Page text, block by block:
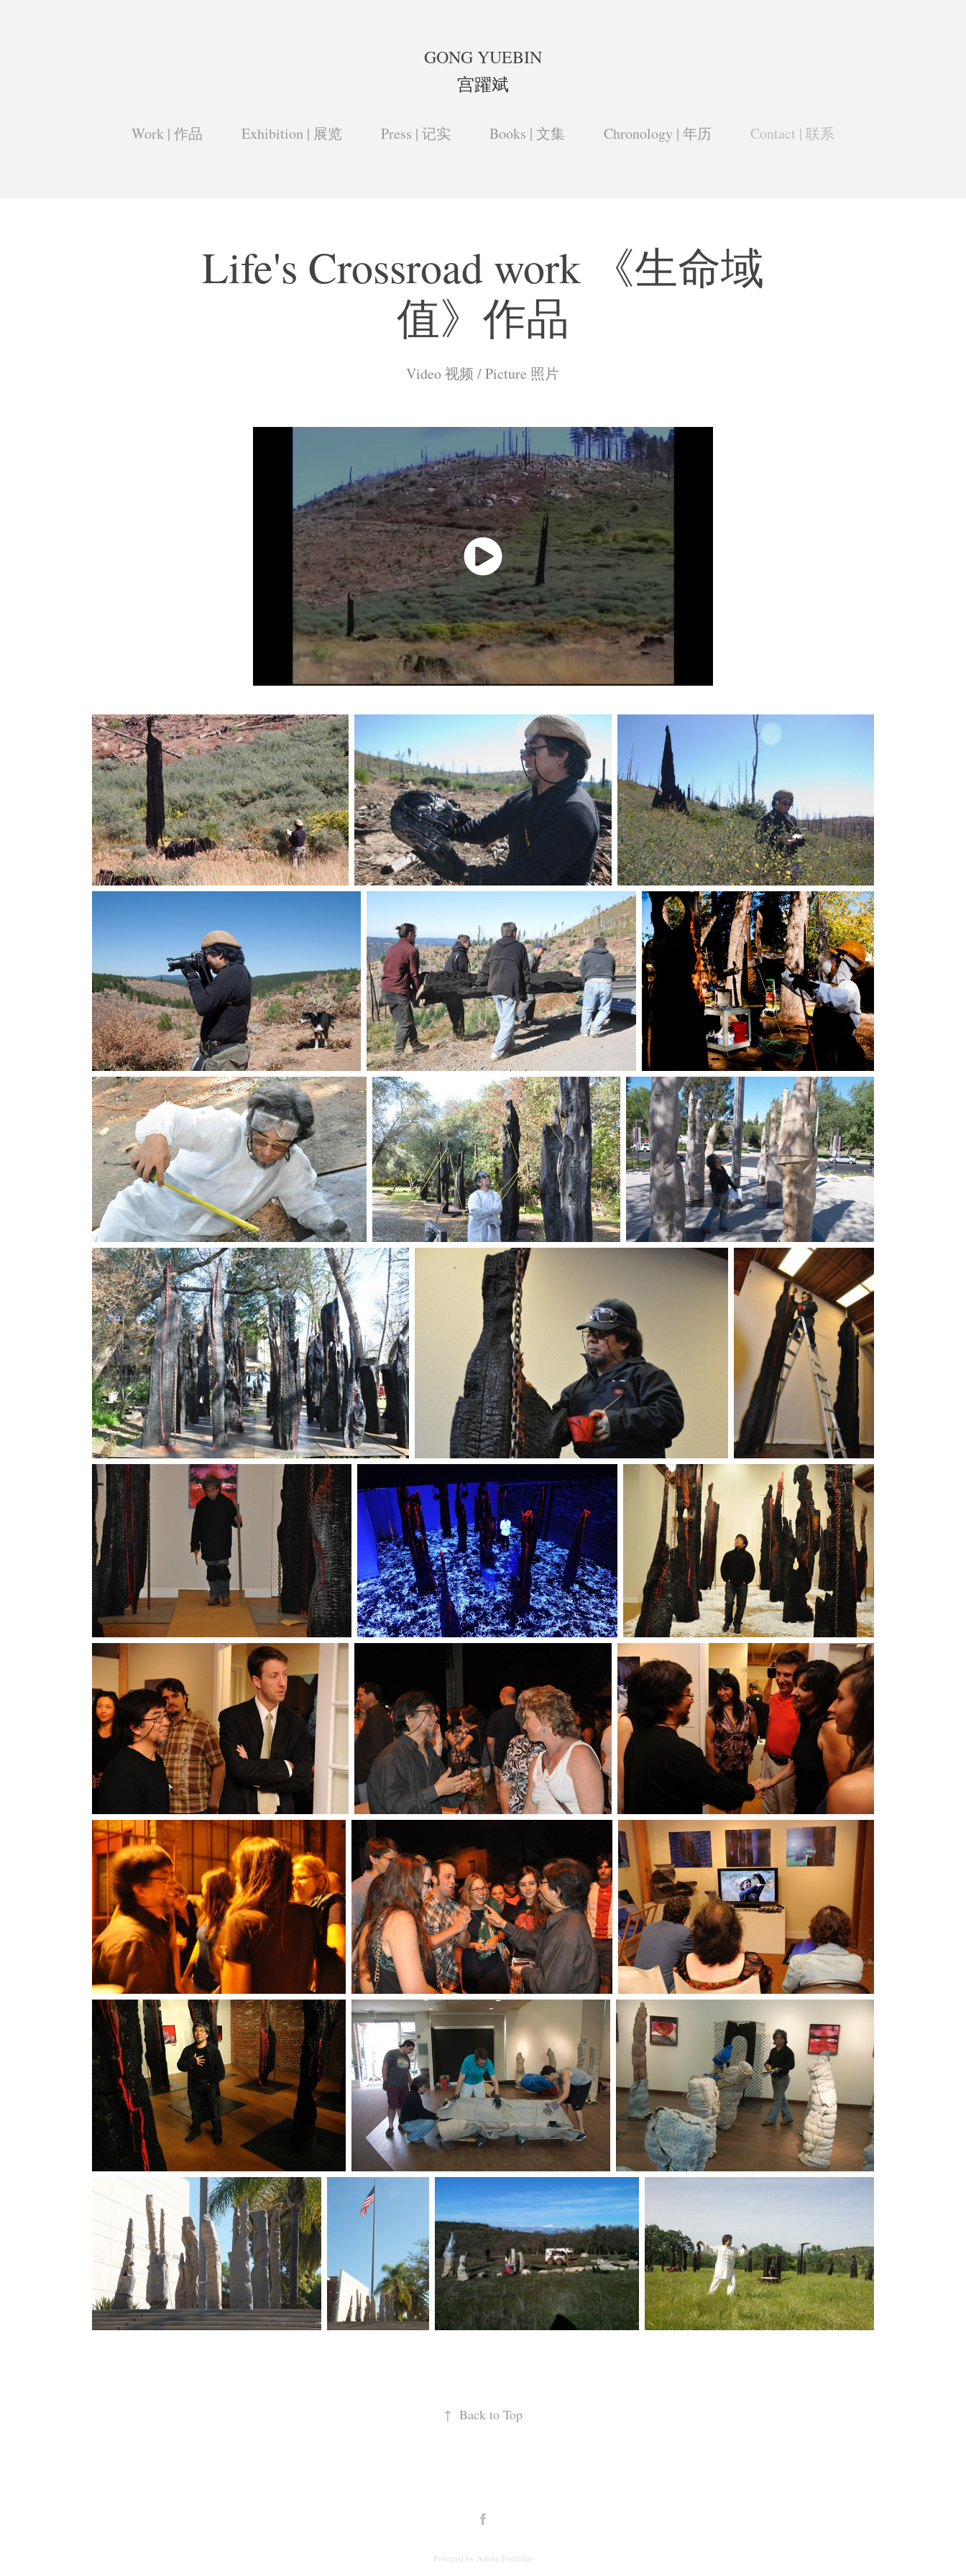
GONG YUEBIN
宫躍斌
Work | 作品 Exhibition | 展览 Press | 记实 Books | 文集 Chronology | 年历 Contact | 联系
Life's Crossroad work 《生命域
值》作品
Video 视频 / Picture 照片
↑ Back to Top
Powered by Adobe Portfolio